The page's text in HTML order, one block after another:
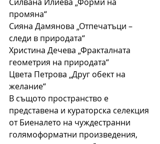
промяна“
Сияна Дамянова „Отпечатъци –
следи в природата“
Христина Дечева „Фракталната
геометрия на природата“
Цвета Петрова „Друг обект на
желание“
В същото пространство е
представена и кураторска селекция
от Биеналето на чуждестранни
голямоформатни произведения,